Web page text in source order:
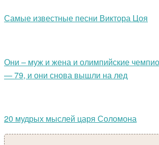
Самые известные песни Виктора Цоя
Они – муж и жена и олимпийские
— 79, и они снова вышли на лед
20 мудрых мыслей царя Соломона